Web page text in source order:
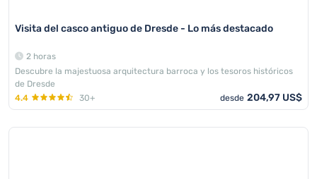
Visita del casco antiguo de Dresde - Lo más destacado
2 horas
Descubre la majestuosa arquitectura barroca y los tesoros históricos
de Dresde
4.4
30+ desde 204,97 US$